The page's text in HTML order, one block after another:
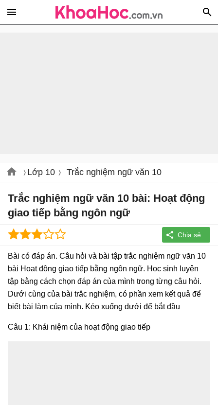
Lớp 10 Trắc nghiệm ngữ văn 10
Trắc nghiệm ngữ văn 10 bài: Hoạt động
giao tiếp bằng ngôn ngữ
Bài có đáp án. Câu hỏi và bài tập trắc nghiệm ngữ văn 10
bài Hoạt động giao tiếp bằng ngôn ngữ. Học sinh luyện
tập bằng cách chọn đáp án của mình trong từng câu hỏi.
Dưới cùng của bài trắc nghiệm, có phần xem kết quả để
biết bài làm của mình. Kéo xuống dưới để bắt đầu
Câu 1: Khái niệm của hoạt động giao tiếp